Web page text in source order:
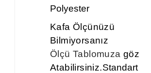
Polyester
Kafa Ölçünüzü
Bilmiyorsanız
Ölçü Tablomuza göz
Atabilirsiniz.Standart